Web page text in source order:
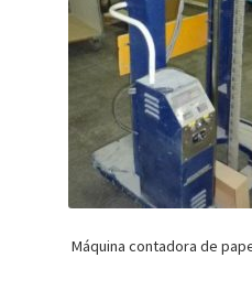
Máquina contadora de